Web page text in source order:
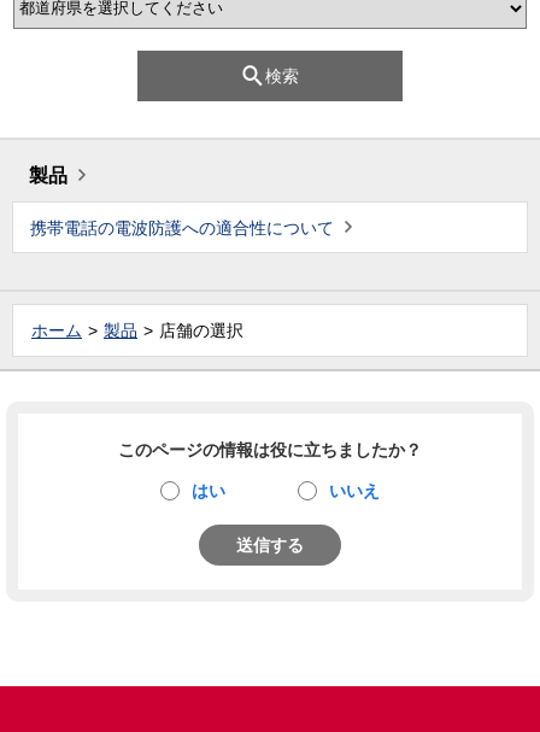
検索
製品
携帯電話の電波防護への適合性について
ホーム 製品 店舗の選択
このページの情報は役に立ちましたか？
はい いいえ
送信する